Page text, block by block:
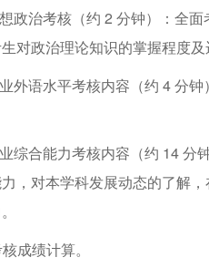
政治考核（约 2 分钟）：全面
对政治理论知识的掌握程度
外语水平考核内容（约 4 分钟
综合能力考核内容（约 14 分
，对本学科发展动态的了解
成绩计算。